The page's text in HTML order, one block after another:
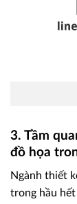
3. Tầm
đồ họa
Ngành thiết
trong hầu